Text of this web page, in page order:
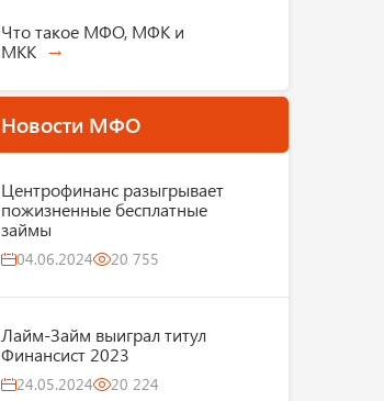
Что такое МФО, МФК и
МКК
Новости МФО
Центрофинанс разыгрывает
пожизненные бесплатные
займы
04.06.2024 20 755
Лайм-Займ выиграл титул
Финансист 2023
24.05.2024 20 224